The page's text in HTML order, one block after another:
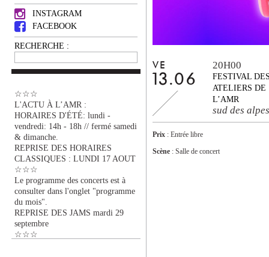
INSTAGRAM
FACEBOOK
RECHERCHE :
☆☆☆
L'ACTU À L’AMR :
HORAIRES D'ÉTÉ: lundi -
vendredi: 14h - 18h // fermé samedi
& dimanche.
REPRISE DES HORAIRES
CLASSIQUES : LUNDI 17 AOUT
☆☆☆
Le programme des concerts est à
consulter dans l'onglet "programme
du mois".
REPRISE DES JAMS mardi 29
septembre
☆☆☆
VE
13.06
20H00
FESTIVAL
ATELIERS DE
L’AMR
sud des alpes
Prix : Entrée libre
Scène : Salle de concert